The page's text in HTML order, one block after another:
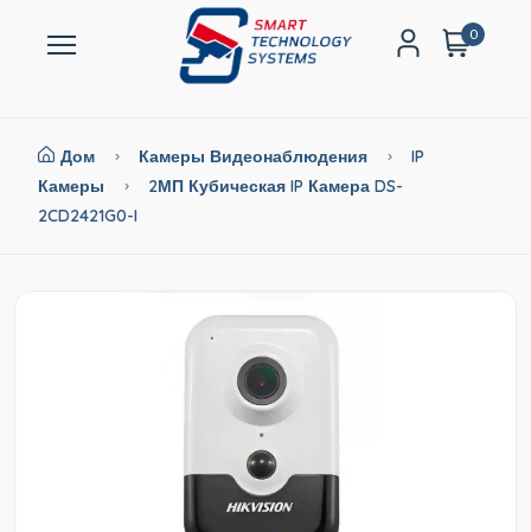
0
Дом Камеры Видеонаблюдения
IP
Камеры
2МП Кубическая IP Камера DS-
2CD2421G0-I